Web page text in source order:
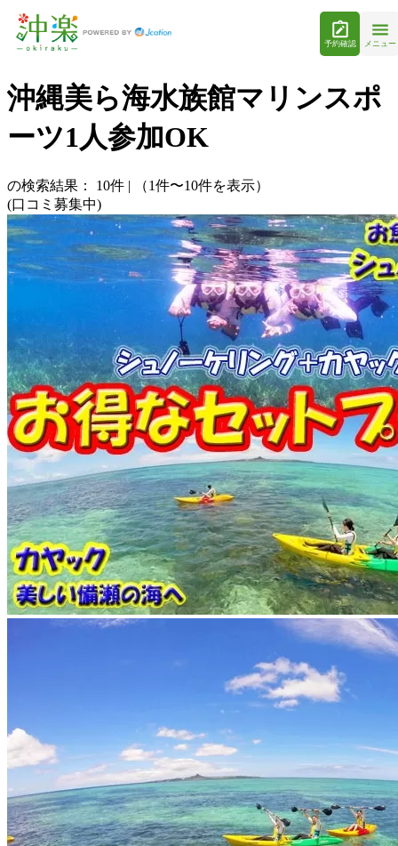
予約確認 メニュー
沖縄美ら海水族館マリンスポ
ーツ1人参加OK
の検索結果： 10件 |
（1件〜10件を表示）
(口コミ募集中)